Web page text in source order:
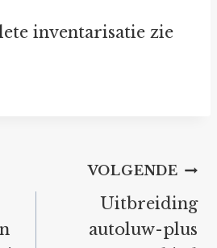
inventarisatie zie
VOLGENDE
Uitbreiding
autoluw-plus